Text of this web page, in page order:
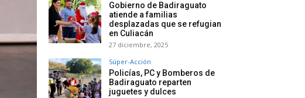
Gobierno de Badiraguato
atiende a familias
desplazadas que se refugian
en Culiacán
27 diciembre, 2025
Súper-Acción
Policías, PC y Bomberos de
Badiraguato reparten
juguetes y dulces